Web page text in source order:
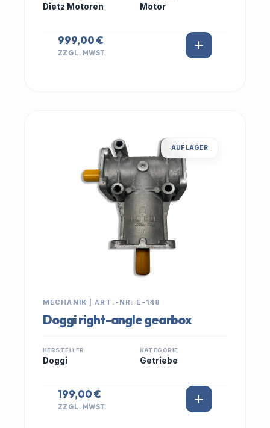
Dietz Motoren Motor
999,00 €
ZZGL. MWST.
AUF LAGER
MECHANIK | ART.-NR: E-148
Doggi right-angle gearbox
HERSTELLER
Doggi
KATEGORIE
Getriebe
199,00 €
ZZGL. MWST.